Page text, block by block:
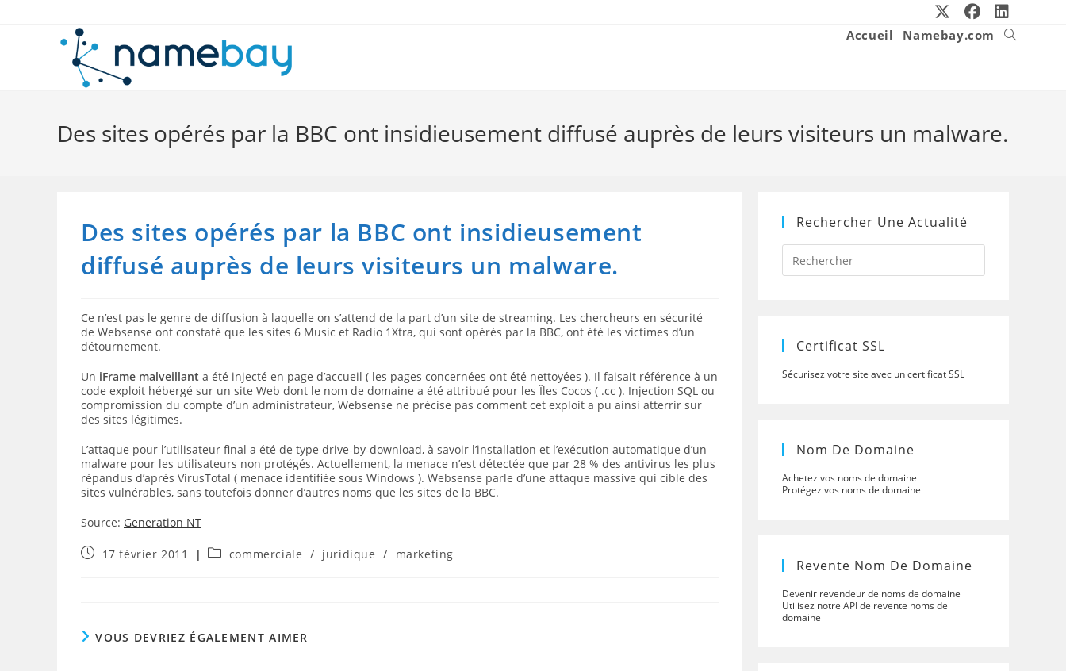
Accueil Namebay.com
Toggle
Des sites opérés par la BBC ont insidieusement diffusé auprès de leurs visiteurs un malware.
Des sites opérés par la BBC ont insidieusement
diffusé auprès de leurs visiteurs un malware.
Ce n’est pas le genre de diffusion à laquelle on s’attend de la part d’un site de streaming. Les chercheurs en sécurité
de Websense ont constaté que les sites 6 Music et Radio 1Xtra, qui sont opérés par la BBC, ont été les victimes d’un
détournement.
Un iFrame malveillant a été injecté en page d’accueil ( les pages concernées ont été nettoyées ). Il faisait référence à un
code exploit hébergé sur un site Web dont le nom de domaine a été attribué pour les Îles Cocos ( .cc ). Injection SQL ou
compromission du compte d’un administrateur, Websense ne précise pas comment cet exploit a pu ainsi atterrir sur
des sites légitimes.
L’attaque pour l’utilisateur final a été de type drive-by-download, à savoir l’installation et l’exécution automatique d’un
malware pour les utilisateurs non protégés. Actuellement, la menace n’est détectée que par 28 % des antivirus les plus
répandus d’après VirusTotal ( menace identifiée sous Windows ). Websense parle d’une attaque massive qui cible des
sites vulnérables, sans toutefois donner d’autres noms que les sites de la BBC.
Source: Generation NT
Publication
17 février 2011
Postcommerciale / juridique / marketing
VOUS DEVRIEZ ÉGALEMENT AIMER
Rechercher Une Actualité
Press
to
Certificat SSL
Sécurisez votre site avec un certificat SSL
Nom De Domaine
Achetez vos noms de domaine
Protégez vos noms de domaine
Revente Nom De Domaine
Devenir revendeur de noms de domaine
Utilisez notre API de revente noms de
domaine